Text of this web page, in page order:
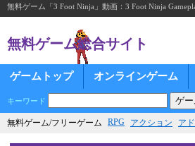
無料ゲーム「3 Foot Ninja」動画：3 Foot Ninja
無料ゲーム総合サイト
ゲームトップ オンラインゲーム
キーワード
無料ゲーム/フリーゲーム RPG アクション ア